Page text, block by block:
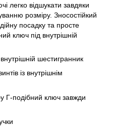
легко відшукати завдяки
розміру. Зносостійкий
посадку та просте
ключ під внутрішній
шестигранник
із внутрішнім
Г-подібний ключ завжди